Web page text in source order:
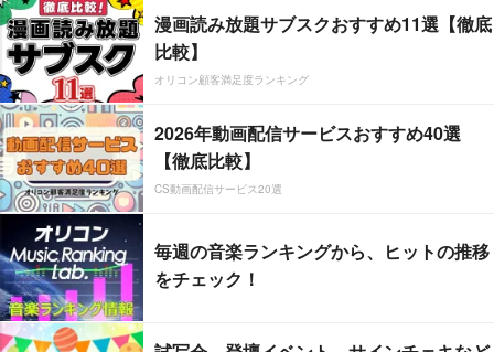
漫画読み放題サブスクおすすめ11選【徹底
比較】
オリコン顧客満足度ランキング
2026年動画配信サービスおすすめ40選
【徹底比較】
CS動画配信サービス20選
毎週の音楽ランキングから、ヒットの推移
をチェック！